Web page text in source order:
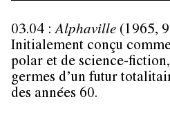
03.04 :Alphaville (1965,
Initialement conçu
polar et de science-
germes d’un futur
des années 60.